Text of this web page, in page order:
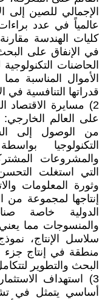
الإجمالي للصين إلى
عالمياً في عدد
كليات الهندسة مقارنة
في الإنفاق على
الحاضنات
الأموال المناسبة
قدراتها التنافسية في
2) مسايرة الاقتصاد
على العالم
من الوصول إلى
التكنولوجيا
والمشروعات
التي استغلت
وثورة المعلومات
إنتاجها لمجموعة
الدولية خاصة
والمنسوجات مما
منطقة في إنتاج جزء
البحث والتطوير
3) استهداف
أساسي يتمثل في